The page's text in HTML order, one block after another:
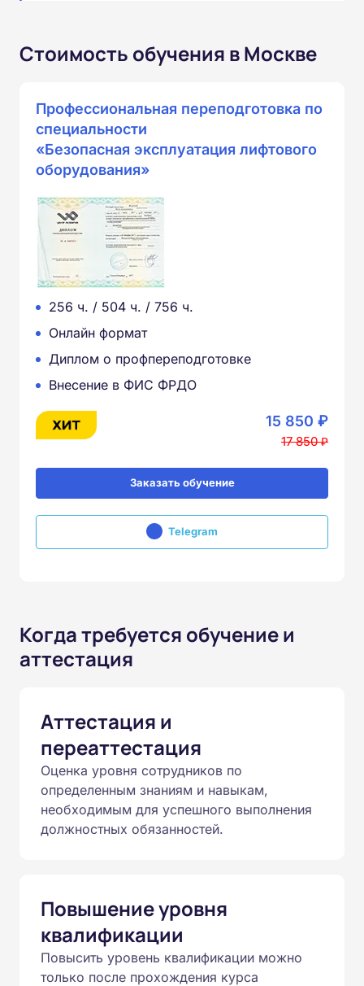
Стоимость обучения в Москве
Профессиональная переподготовка по
специальности
«Безопасная эксплуатация лифтового
оборудования»
256 ч. / 504 ч. / 756 ч.
Онлайн формат
Диплом о профпереподготовке
Внесение в ФИС ФРДО
15 850 ₽
17 850 ₽
Заказать обучение
Telegram
Когда требуется обучение и
аттестация
Аттестация и
переаттестация
Оценка уровня сотрудников по
определенным знаниям и навыкам,
необходимым для успешного выполнения
должностных обязанностей.
Повышение уровня
квалификации
Повысить уровень квалификации можно
только после прохождения курса